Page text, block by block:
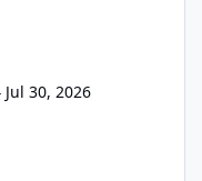
Jul 30, 2026